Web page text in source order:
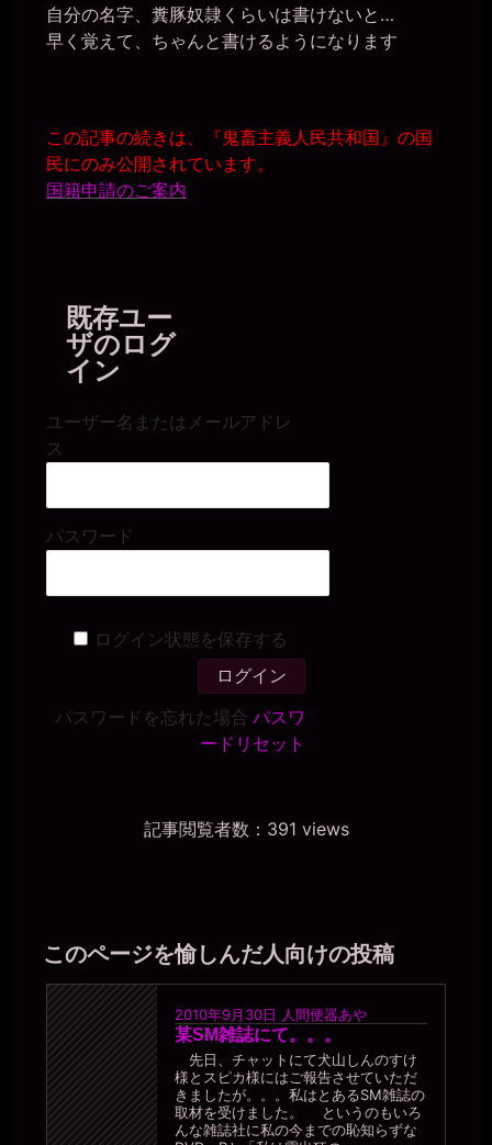
自分の名字、糞豚奴隷くらいは書けないと…
早く覚えて、ちゃんと書けるようになります
この記事の続きは、『鬼畜主義人民共和国』の国
民にのみ公開されています。
国籍申請のご案内
既存ユー
ザのログ
イン
ユーザー名またはメールアドレ
ス
パスワード
ログイン状態を保存する
パスワードを忘れた場合パスワ
ードリセット
記事閲覧者数：391 views
このページを愉しんだ人向けの投稿
2010年9月30日 人間便器あや
某SM雑誌にて。。。
先日、チャットにて犬山しんのすけ
様とスピカ様にはご報告させていただ
きましたが。。。私はとあるSM雑誌の
取材を受けました。 というのもいろ
んな雑誌社に私の今までの恥知らずな